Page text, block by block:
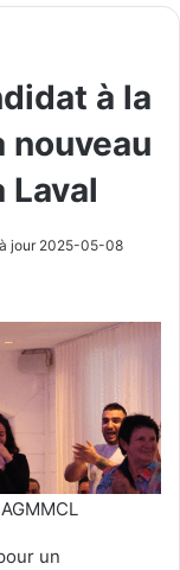
à la
nouveau
Laval
jour 2025-05-08
un